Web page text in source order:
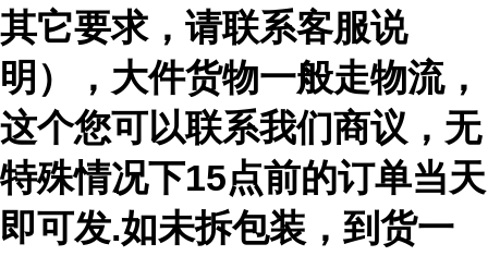
其它要求，请联系客服说
明），大件货物一般走物流，
这个您可以联系我们商议，无
特殊情况下15点前的订单当天
即可发.如未拆包装，到货一